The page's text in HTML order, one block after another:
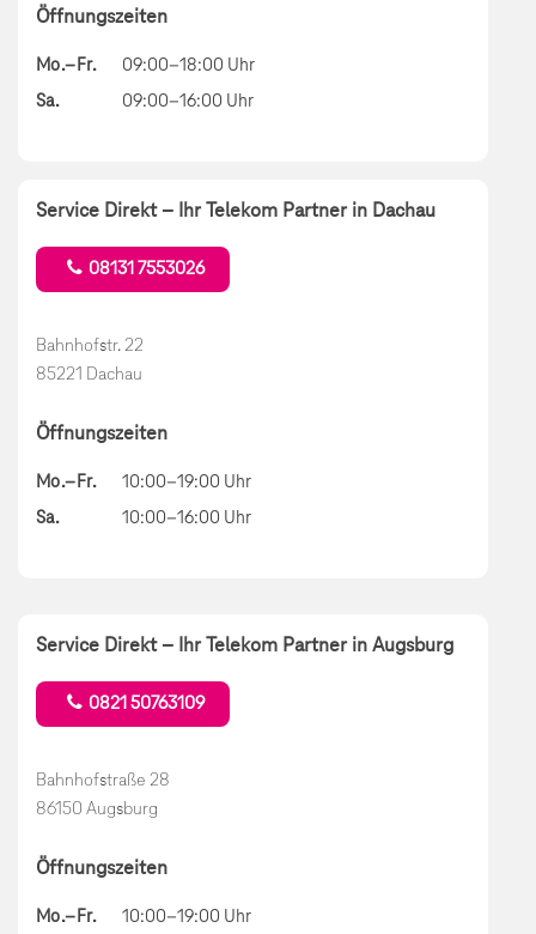
Öffnungszeiten
Mo.–Fr.
09:00–18:00 Uhr
Sa.
09:00–16:00 Uhr
Service Direkt – Ihr Telekom Partner in Dachau
08131 7553026
Bahnhofstr. 22
85221 Dachau
Öffnungszeiten
Mo.–Fr.
10:00–19:00 Uhr
Sa.
10:00–16:00 Uhr
Service Direkt – Ihr Telekom Partner in Augsburg
0821 50763109
Bahnhofstraße 28
86150 Augsburg
Öffnungszeiten
Mo.–Fr.
10:00–19:00 Uhr